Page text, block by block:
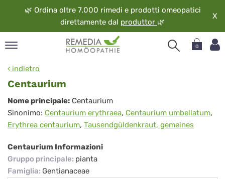
🌿 Ordina oltre 7.000 rimedi e prodotti omeopatici
direttamente dal produttor 🌿
X
0
indietro
Centaurium
Centaurium
Nome principale: Centaurium
Sinonimo: Centaurium erythraea, Centaurium umbellatum,
Erythrea centaurium, Tausendgüldenkraut, gemeines
Centaurium Informazioni
Gruppo principale: pianta
Famiglia: Gentianaceae